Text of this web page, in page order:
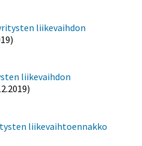
liikevaihdon
liikevaihdon
liikevaihtoennakko